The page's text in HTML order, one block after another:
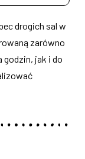
drogich sal w
zarówno
jak i do